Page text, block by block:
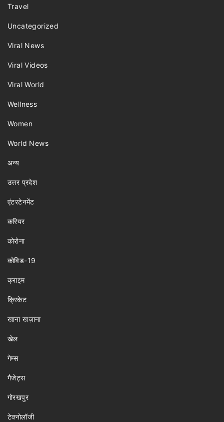
Travel
Uncategorized
Viral News
Viral Videos
Viral World
Wellness
Women
World News
अन्य
उत्तर प्रदेश
एंटरटेनमेंट
करियर
कोरोना
कोविड-19
क्राइम
क्रिकेट
खाना खज़ाना
खेल
गेम्स
गैजेट्स
गोरखपुर
टेक्नोलॉजी